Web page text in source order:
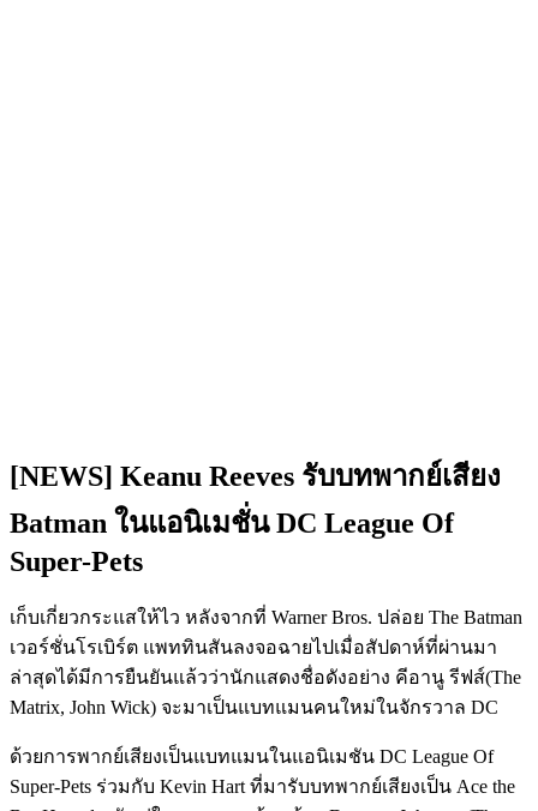
[NEWS] Keanu Reeves รับบทพากย์เสียง
Batman ในแอนิเมชั่น DC League Of
Super-Pets
เก็บเกี่ยวกระแสให้ไว หลังจากที่ Warner Bros. ปล่อย The Batman
เวอร์ชั่นโรเบิร์ต แพททินสันลงจอฉายไปเมื่อสัปดาห์ที่ผ่านมา
ล่าสุดได้มีการยืนยันแล้วว่านักแสดงชื่อดังอย่าง คีอานู รีฟส์(The
Matrix, John Wick) จะมาเป็นแบทแมนคนใหม่ในจักรวาล DC
ด้วยการพากย์เสียงเป็นแบทแมนในแอนิเมชัน DC League Of
Super-Pets ร่วมกับ Kevin Hart ที่มารับบทพากย์เสียงเป็น Ace the